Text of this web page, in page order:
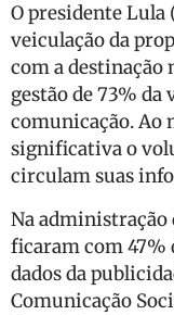
O presidente
veiculação da
com a destinação
gestão de 73% da
comunicação. Ao
significativa o
circulam suas
Na administração
ficaram com 47%
dados da
Comunicação